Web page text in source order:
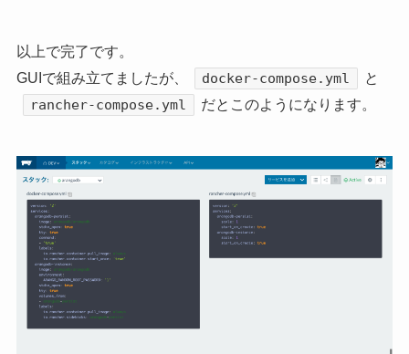
以上で完了です。
GUIで組み立てましたが、
docker-compose.yml と
rancher-compose.yml だとこのようになります。